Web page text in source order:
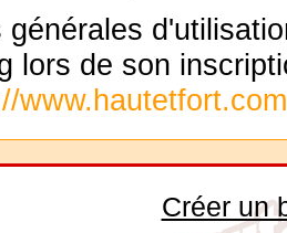
générales
lors de son
Créer un